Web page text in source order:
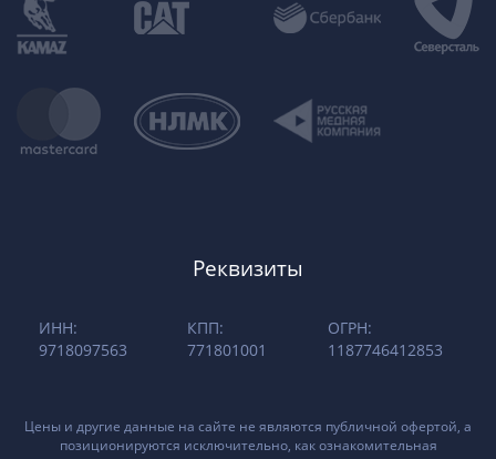
Реквизиты
ИНН:
9718097563
КПП:
771801001
ОГРН:
1187746412853
Цены и другие данные на сайте не являются публичной офертой, а
позиционируются исключительно, как ознакомительная